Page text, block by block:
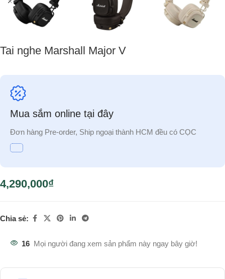
Tai nghe Marshall Major V
Mua sắm online tại đây
Đơn hàng Pre-order, Ship ngoại thành HCM đều có CỌC
4,290,000₫
Chia sẻ:
16 Mọi người đang xem sản phẩm này ngay bây giờ!